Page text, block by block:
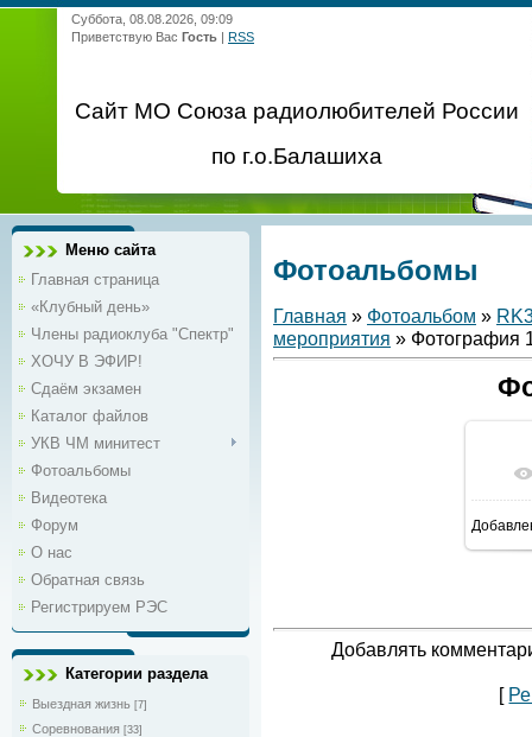
Суббота, 08.08.2026, 09:09
Приветствую Вас Гость | RSS
Сайт МО Союза радиолюбителей России
по г.о.Балашиха
Меню сайта
Главная страница
«Клубный день»
Члены радиоклуба "Спектр"
ХОЧУ В ЭФИР!
Сдаём экзамен
Каталог файлов
УКВ ЧМ минитест
Фотоальбомы
Видеотека
Форум
О нас
Обратная связь
Регистрируем РЭС
Категории раздела
Выездная жизнь [7]
Соревнования [33]
Фотоальбомы
Главная » Фотоальбом »
мероприятия » Фотография
Добавлять
[